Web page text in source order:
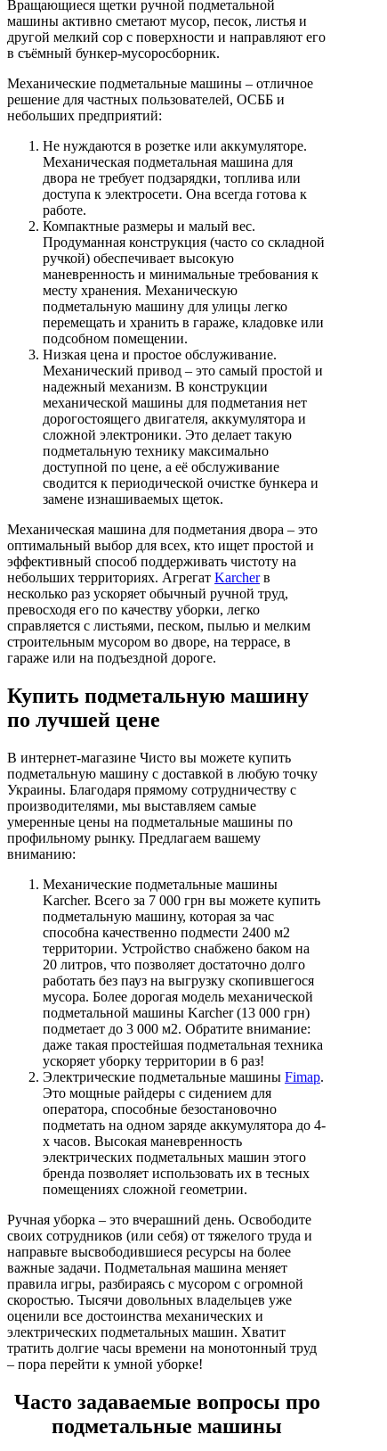
Вращающиеся щетки ручной подметальной
машины активно сметают мусор, песок, листья и
другой мелкий сор с поверхности и направляют его
в съёмный бункер-мусоросборник.
Механические подметальные машины – отличное
решение для частных пользователей, ОСББ и
небольших предприятий:
Не нуждаются в розетке или аккумуляторе.
Механическая подметальная машина для
двора не требует подзарядки, топлива или
доступа к электросети. Она всегда готова к
работе.
Компактные размеры и малый вес.
Продуманная конструкция (часто со складной
ручкой) обеспечивает высокую
маневренность и минимальные требования к
месту хранения. Механическую
подметальную машину для улицы легко
перемещать и хранить в гараже, кладовке или
подсобном помещении.
Низкая цена и простое обслуживание.
Механический привод – это самый простой и
надежный механизм. В конструкции
механической машины для подметания нет
дорогостоящего двигателя, аккумулятора и
сложной электроники. Это делает такую
подметальную технику максимально
доступной по цене, а её обслуживание
сводится к периодической очистке бункера и
замене изнашиваемых щеток.
Механическая машина для подметания двора – это
оптимальный выбор для всех, кто ищет простой и
эффективный способ поддерживать чистоту на
небольших территориях. Агрегат Karcherв
несколько раз ускоряет обычный ручной труд,
превосходя его по качеству уборки, легко
справляется с листьями, песком, пылью и мелким
строительным мусором во дворе, на террасе, в
гараже или на подъездной дороге.
Купить подметальную машину
по лучшей цене
В интернет-магазине Чисто вы можете купить
подметальную машину с доставкой в любую точку
Украины. Благодаря прямому сотрудничеству с
производителями, мы выставляем самые
умеренные цены на подметальные машины по
профильному рынку. Предлагаем вашему
вниманию:
Механические подметальные машины
Karcher. Всего за 7 000 грн вы можете купить
подметальную машину, которая за час
способна качественно подмести 2400 м2
территории. Устройство снабжено баком на
20 литров, что позволяет достаточно долго
работать без пауз на выгрузку скопившегося
мусора. Более дорогая модель механической
подметальной машины Karcher (13 000 грн)
подметает до 3 000 м2. Обратите внимание:
даже такая простейшая подметальная техника
ускоряет уборку территории в 6 раз!
Электрические подметальные машины Fimap.
Это мощные райдеры с сидением для
оператора, способные безостановочно
подметать на одном заряде аккумулятора до 4-
х часов. Высокая маневренность
электрических подметальных машин этого
бренда позволяет использовать их в тесных
помещениях сложной геометрии.
Ручная уборка – это вчерашний день. Освободите
своих сотрудников (или себя) от тяжелого труда и
направьте высвободившиеся ресурсы на более
важные задачи. Подметальная машина меняет
правила игры, разбираясь с мусором с огромной
скоростью. Тысячи довольных владельцев уже
оценили все достоинства механических и
электрических подметальных машин. Хватит
тратить долгие часы времени на монотонный труд
– пора перейти к умной уборке!
Часто задаваемые вопросы про
подметальные машины